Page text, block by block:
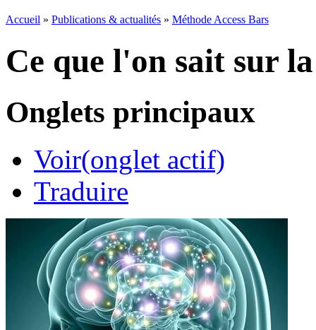
Accueil » Publications & actualités » Méthode Access Bars
Ce que l'on sait sur
Onglets principaux
Voir(onglet actif)
Traduire